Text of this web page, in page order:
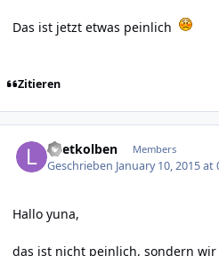
Das ist jetzt etwas peinlich
Zitieren
Loetkolben Members
Geschrieben January 10, 2015 at
Hallo yuna,
das ist nicht peinlich, sondern